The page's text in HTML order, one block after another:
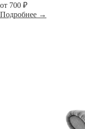
от 700 ₽
Подробнее →